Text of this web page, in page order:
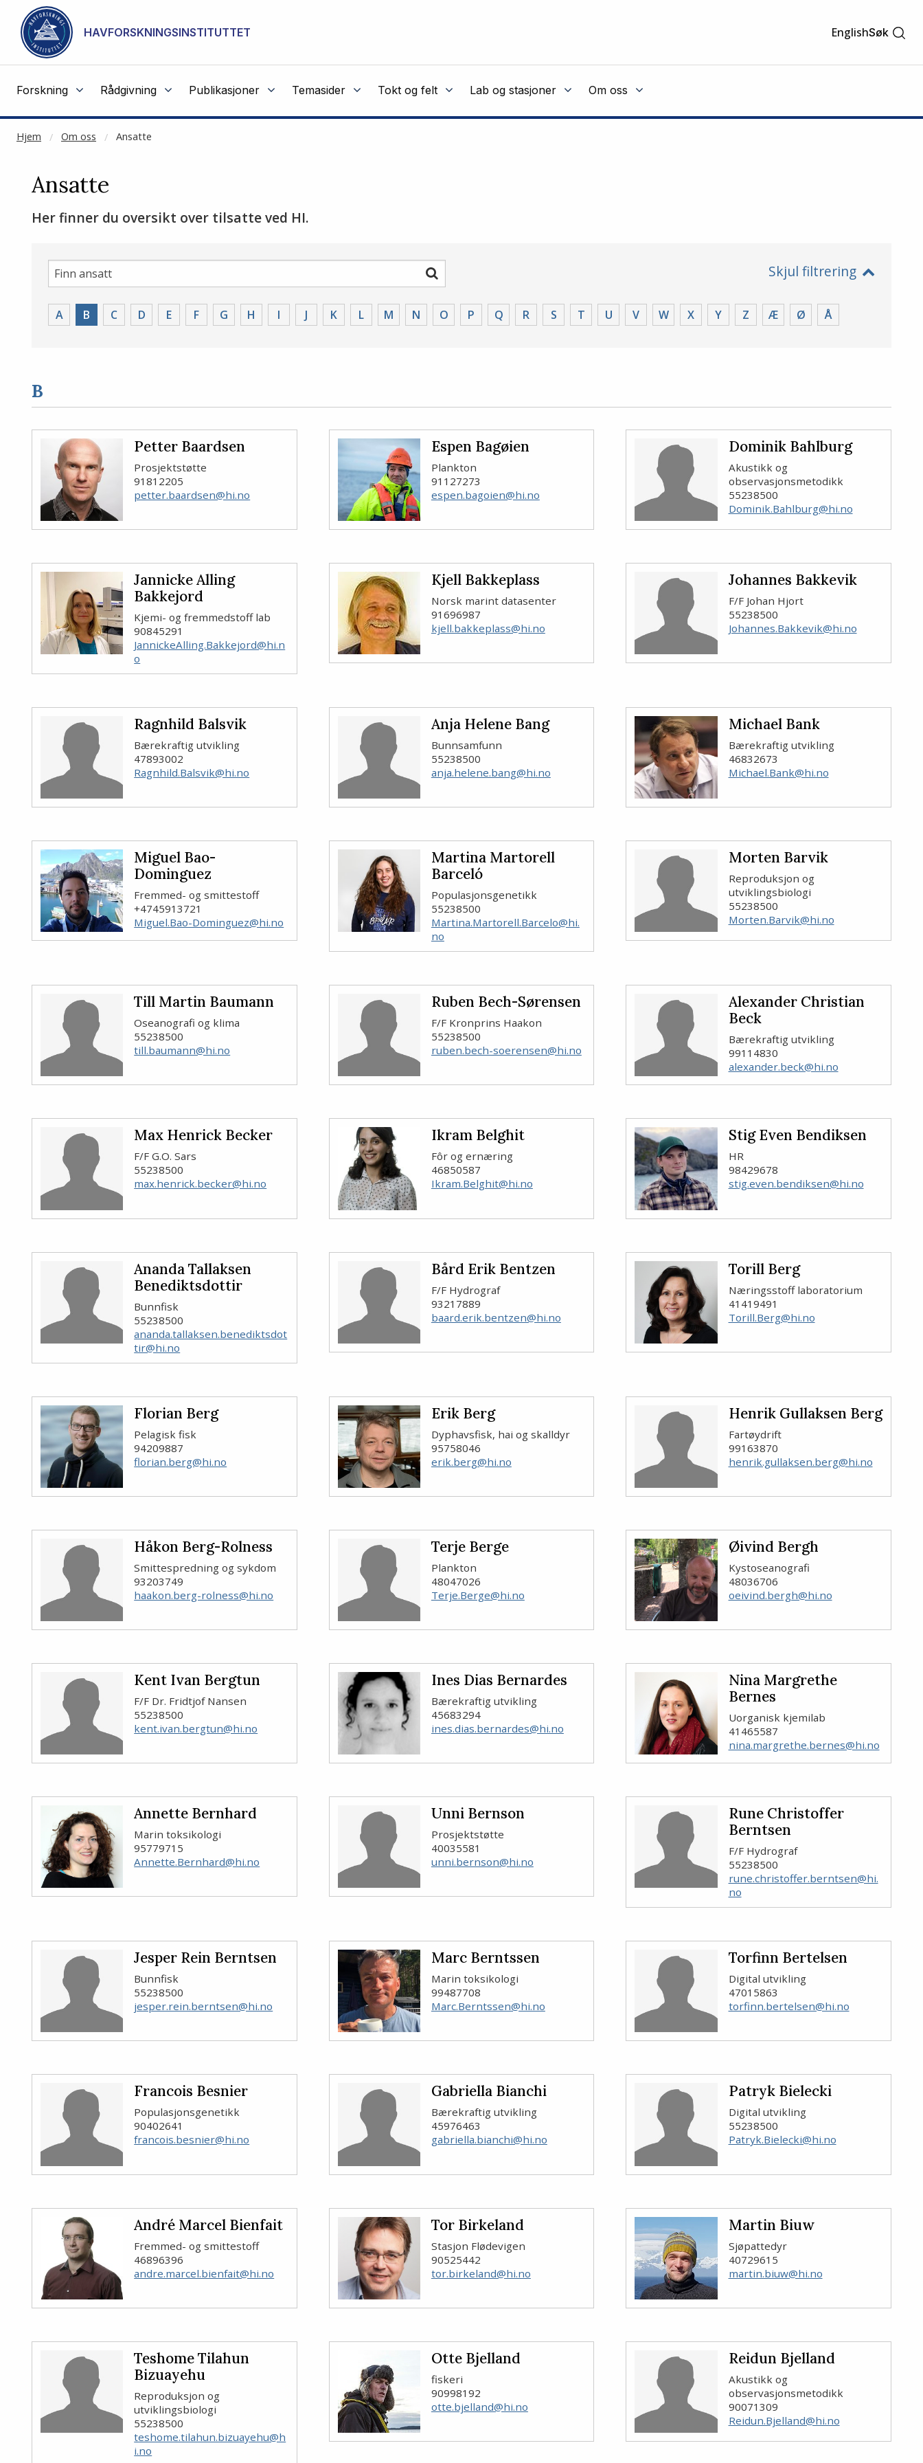
Gå til hovedinnhold
HAVFORSKNINGSINSTITUTTET EnglishSøk
Forskning Rådgivning Publikasjoner Temasider Tokt og felt Lab og stasjoner Om oss
Hjem Om oss Ansatte
NOT CACHED
Ansatte
Her finner du oversikt over tilsatte ved HI.
site-
search-
for-
employee
Søk Skjul filtrering
Alphafilter
A
Valgt
B C D E F G H I J K L M N O P Q R S T U V W X Y Z Æ Ø Å
B
Petter Baardsen
Prosjektstøtte
91812205
petter.baardsen@hi.no
Espen Bagøien
Plankton
91127273
espen.bagoien@hi.no
Dominik Bahlburg
Akustikk og
observasjonsmetodikk
55238500
Dominik.Bahlburg@hi.no
Jannicke Alling
Bakkejord
Kjemi- og fremmedstoff lab
90845291
JannickeAlling.Bakkejord@hi.n
o
Kjell Bakkeplass
Norsk marint datasenter
91696987
kjell.bakkeplass@hi.no
Johannes Bakkevik
F/F Johan Hjort
55238500
Johannes.Bakkevik@hi.no
Ragnhild Balsvik
Bærekraftig utvikling
47893002
Ragnhild.Balsvik@hi.no
Anja Helene Bang
Bunnsamfunn
55238500
anja.helene.bang@hi.no
Michael Bank
Bærekraftig utvikling
46832673
Michael.Bank@hi.no
Miguel Bao-
Dominguez
Fremmed- og smittestoff
+4745913721
Miguel.Bao-Dominguez@hi.no
Martina Martorell
Barceló
Populasjonsgenetikk
55238500
Martina.Martorell.Barcelo@hi.
no
Morten Barvik
Reproduksjon og
utviklingsbiologi
55238500
Morten.Barvik@hi.no
Till Martin Baumann
Oseanografi og klima
55238500
till.baumann@hi.no
Ruben Bech-Sørensen
F/F Kronprins Haakon
55238500
ruben.bech-soerensen@hi.no
Alexander Christian
Beck
Bærekraftig utvikling
99114830
alexander.beck@hi.no
Max Henrick Becker
F/F G.O. Sars
55238500
max.henrick.becker@hi.no
Ikram Belghit
Fôr og ernæring
46850587
Ikram.Belghit@hi.no
Stig Even Bendiksen
HR
98429678
stig.even.bendiksen@hi.no
Ananda Tallaksen
Benediktsdottir
Bunnfisk
55238500
ananda.tallaksen.benediktsdot
tir@hi.no
Bård Erik Bentzen
F/F Hydrograf
93217889
baard.erik.bentzen@hi.no
Torill Berg
Næringsstoff laboratorium
41419491
Torill.Berg@hi.no
Florian Berg
Pelagisk fisk
94209887
florian.berg@hi.no
Erik Berg
Dyphavsfisk, hai og skalldyr
95758046
erik.berg@hi.no
Henrik Gullaksen Berg
Fartøydrift
99163870
henrik.gullaksen.berg@hi.no
Håkon Berg-Rolness
Smittespredning og sykdom
93203749
haakon.berg-rolness@hi.no
Terje Berge
Plankton
48047026
Terje.Berge@hi.no
Øivind Bergh
Kystoseanografi
48036706
oeivind.bergh@hi.no
Kent Ivan Bergtun
F/F Dr. Fridtjof Nansen
55238500
kent.ivan.bergtun@hi.no
Ines Dias Bernardes
Bærekraftig utvikling
45683294
ines.dias.bernardes@hi.no
Nina Margrethe
Bernes
Uorganisk kjemilab
41465587
nina.margrethe.bernes@hi.no
Annette Bernhard
Marin toksikologi
95779715
Annette.Bernhard@hi.no
Unni Bernson
Prosjektstøtte
40035581
unni.bernson@hi.no
Rune Christoffer
Berntsen
F/F Hydrograf
55238500
rune.christoffer.berntsen@hi.
no
Jesper Rein Berntsen
Bunnfisk
55238500
jesper.rein.berntsen@hi.no
Marc Berntssen
Marin toksikologi
99487708
Marc.Berntssen@hi.no
Torfinn Bertelsen
Digital utvikling
47015863
torfinn.bertelsen@hi.no
Francois Besnier
Populasjonsgenetikk
90402641
francois.besnier@hi.no
Gabriella Bianchi
Bærekraftig utvikling
45976463
gabriella.bianchi@hi.no
Patryk Bielecki
Digital utvikling
55238500
Patryk.Bielecki@hi.no
André Marcel Bienfait
Fremmed- og smittestoff
46896396
andre.marcel.bienfait@hi.no
Tor Birkeland
Stasjon Flødevigen
90525442
tor.birkeland@hi.no
Martin Biuw
Sjøpattedyr
40729615
martin.biuw@hi.no
Teshome Tilahun
Bizuayehu
Reproduksjon og
utviklingsbiologi
55238500
teshome.tilahun.bizuayehu@h
i.no
Otte Bjelland
fiskeri
90998192
otte.bjelland@hi.no
Reidun Bjelland
Akustikk og
observasjonsmetodikk
90071309
Reidun.Bjelland@hi.no